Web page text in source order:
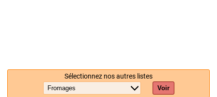
Sélectionnez nos autres listes
Voir